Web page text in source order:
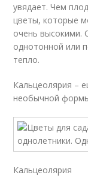
увядает. Чем
цветы, которые
очень высокими.
однотонной или
тепло.
Кальцеолярия –
необычной
Кальцеолярия